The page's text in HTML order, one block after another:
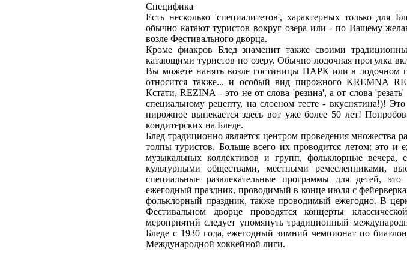
Специфика
Есть несколько 'специалитетов', характерных только
обычно катают туристов вокруг озера или - по Вашему
возле Фестивального дворца.
Кроме фиакров Блед знаменит также своими
катающими туристов по озеру. Обычно лодочная прогулка
Вы можете нанять возле гостиницы ПАРК или в лодочном
относится также... и особый вид пирожного KREMNA
Кстати, REZINA - это не от слова 'резина', а от слова
специальному рецепту, на слоеном тесте - вкуснятина!)!
пирожное выпекается здесь вот уже более 50 лет!
кондитерских на Бледе.
Блед традиционно является центром проведения множества
толпы туристов. Больше всего их проводится летом: это и
музыкальных коллективов и групп, фольклорные вечера,
культурными обществами, местными ремесленниками,
специальные развлекательные программы для детей,
ежегодный праздник, проводимый в конце июля с
фольклорный праздник, также проводимый ежегодно. В
Фестивальном дворце проводятся концерты
мероприятий следует упомянуть традиционный
Бледе с 1930 года, ежегодный зимний чемпионат по
Международной хоккейной лиги.